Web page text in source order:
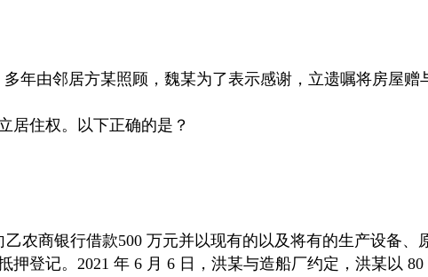
年由邻居方某照顾，魏某为了表示感谢，立遗嘱将房屋赠
居住权。以下正确的是？
乙农商银行借款500 万元并以现有的以及将有的生产设备、
登记。2021 年 6 月 6 日，洪某与造船厂约定，洪某以 80